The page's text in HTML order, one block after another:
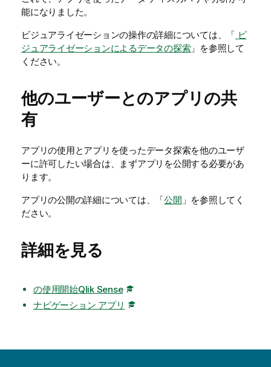
能になりました。
ビジュアライゼーションの操作の詳細については、「 ビ
ジュアライゼーションによるデータの探索」を参照して
ください。
他のユーザーとのアプリの共
有
アプリの使用とアプリを使ったデータ探索を他のユーザ
ーに許可したい場合は、まずアプリを公開する必要があ
ります。
アプリの公開の詳細については、「公開 」を参照してく
ださい。
詳細を見る
の使用開始Qlik Sense
ナビゲーション アプリ